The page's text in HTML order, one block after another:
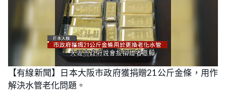
n
m
t
e
o
a
d
【有線新聞】日本大阪市政府獲捐贈21公斤金條，用作
解決水管老化問題。